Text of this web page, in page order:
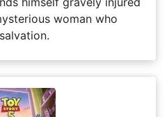
woman who